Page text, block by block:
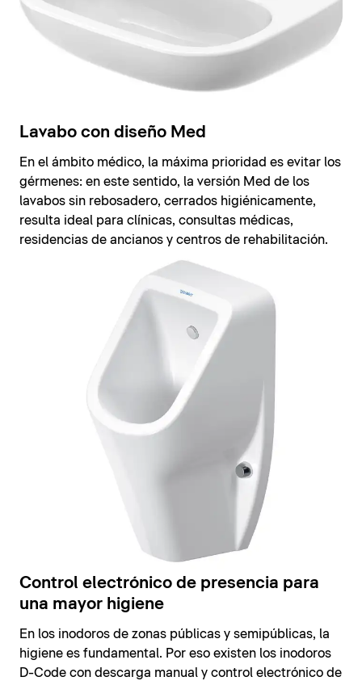
Lavabo con diseño Med
En el ámbito médico, la máxima prioridad es evitar los
gérmenes: en este sentido, la versión Med de los
lavabos sin rebosadero, cerrados higiénicamente,
resulta ideal para clínicas, consultas médicas,
residencias de ancianos y centros de rehabilitación.
Control electrónico de presencia para
una mayor higiene
En los inodoros de zonas públicas y semipúblicas, la
higiene es fundamental. Por eso existen los inodoros
D-Code con descarga manual y control electrónico de